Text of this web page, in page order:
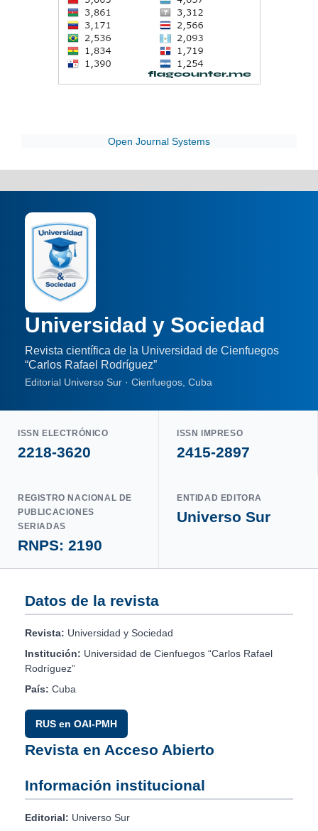
Open Journal Systems
Universidad y Sociedad
Revista científica de la Universidad de Cienfuegos
“Carlos Rafael Rodríguez”
Editorial Universo Sur · Cienfuegos, Cuba
ISSN ELECTRÓNICO
2218-3620
ISSN IMPRESO
2415-2897
REGISTRO NACIONAL DE
PUBLICACIONES
SERIADAS
RNPS: 2190
ENTIDAD EDITORA
Universo Sur
Datos de la revista
Revista: Universidad y Sociedad
Institución: Universidad de Cienfuegos “Carlos Rafael
Rodríguez”
País: Cuba
RUS en OAI-PMH
Revista en Acceso Abierto
Información institucional
Editorial: Universo Sur